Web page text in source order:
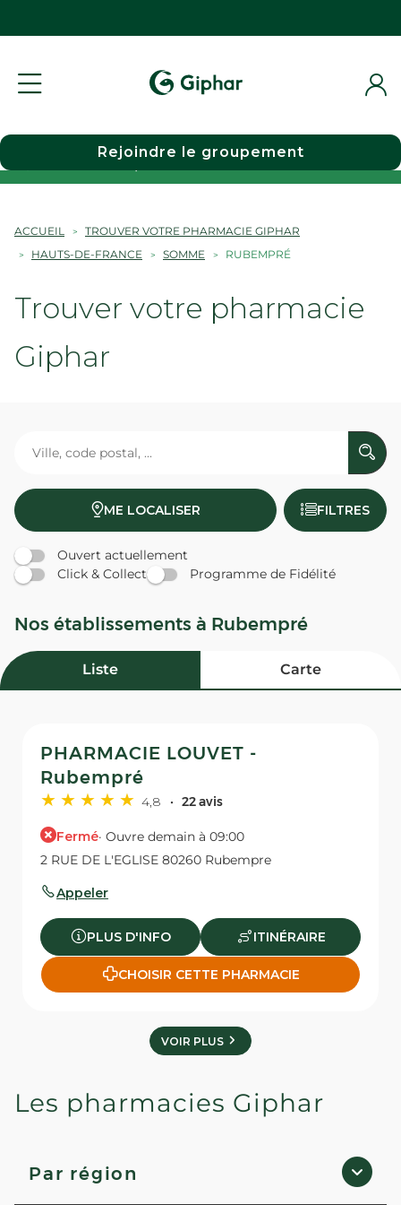
Choisir une pharmacie
Rejoindre le groupement
ACCUEIL
TROUVER VOTRE PHARMACIE GIPHAR
HAUTS-DE-FRANCE
SOMME RUBEMPRÉ
Trouver votre pharmacie
Giphar
ME LOCALISER FILTRES
Ouvert actuellement
Click & Collect
Programme de Fidélité
Nos établissements à Rubempré
Liste Carte
PHARMACIE LOUVET -
Rubempré
4,8 22 avis
Fermé· Ouvre demain à 09:00
2 RUE DE L'EGLISE 80260 Rubempre
Appeler
PLUS D'INFO ITINÉRAIRE
CHOISIR CETTE PHARMACIE
VOIR PLUS
Les pharmacies Giphar
Par région